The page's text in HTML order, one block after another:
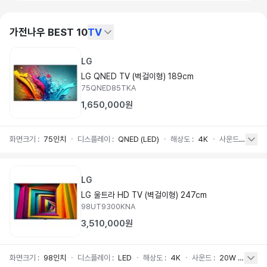
가전나우 BEST 10TV
LG
LG QNED TV (벽걸이형) 189cm
75QNED85TKA
1,650,000원
화면크기 : 75인치 ㆍ 디스플레이 : QNED (LED) ㆍ 해상도 : 4K ㆍ 사운드: 20W
LG
LG 울트라 HD TV (벽걸이형) 247cm
98UT9300KNA
3,510,000원
화면크기 : 98인치 ㆍ 디스플레이 : LED ㆍ 해상도 : 4K ㆍ 사운드 : 20W / 2.0ch